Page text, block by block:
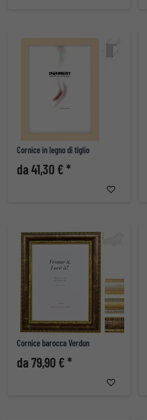
Cornice in legno di tiglio
da 41,30 € *
Cornice barocca Verdun
da 79,90 € *